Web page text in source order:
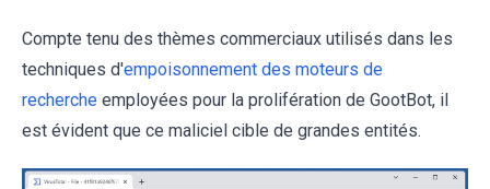
Compte tenu des thèmes commerciaux utilisés dans les
techniques d'empoisonnement des moteurs de
recherche employées pour la prolifération de GootBot, il
est évident que ce maliciel cible de grandes entités.